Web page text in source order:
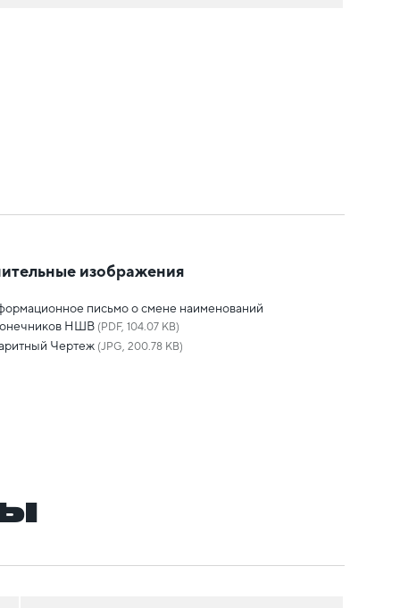
изображения
письмо о смене наименований
НШВ (PDF, 104.07 KB)
Чертеж (JPG, 200.78 KB)